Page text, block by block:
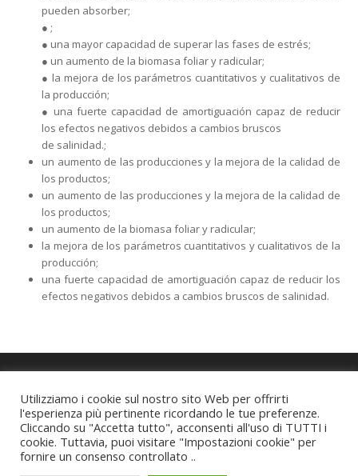
pueden absorber;
● ;
● una mayor capacidad de superar las fases de estrés;
● un aumento de la biomasa foliar y radicular;
● la mejora de los parámetros cuantitativos y cualitativos de
la producción;
● una fuerte capacidad de amortiguación capaz de reducir
los efectos negativos debidos a cambios bruscos
de salinidad.;
un aumento de las producciones y la mejora de la calidad de
los productos;
un aumento de las producciones y la mejora de la calidad de
los productos;
un aumento de la biomasa foliar y radicular;
la mejora de los parámetros cuantitativos y cualitativos de la
producción;
una fuerte capacidad de amortiguación capaz de reducir los
efectos negativos debidos a cambios bruscos de salinidad.
CopyrightILSA S.p.A. sole-shareholder Company subject to the
direction and coordination ofJ.M. HUBER CORPORATION
Via Quinta Strada, 28 - 36071 - Arzignano (VI) Italia
Sede legale: Via Roveggia, 31 - 37136 Verona Tel. +39 0444 452020 -
Fax +39 0444 456864
Utilizziamo i cookie sul nostro sito Web per offrirti
l'esperienza più pertinente ricordando le tue preferenze.
Cliccando su "Accetta tutto", acconsenti all'uso di TUTTI i
cookie. Tuttavia, puoi visitare "Impostazioni cookie" per
fornire un consenso controllato ..